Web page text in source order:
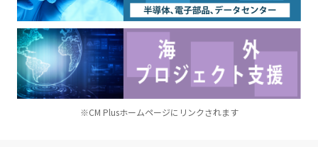
※CM Plusホームページにリンクされます